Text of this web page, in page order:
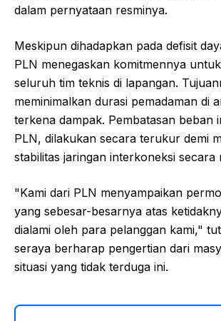
dalam pernyataan resminya.
Meskipun dihadapkan pada defisit
PLN menegaskan komitmennya
seluruh tim teknis di lapangan.
meminimalkan durasi pemadaman di
terkena dampak. Pembatasan beban
PLN, dilakukan secara terukur demi
stabilitas jaringan interkoneksi secara
"Kami dari PLN menyampaikan
yang sebesar-besarnya atas
dialami oleh para pelanggan kami,"
seraya berharap pengertian dari
situasi yang tidak terduga ini.